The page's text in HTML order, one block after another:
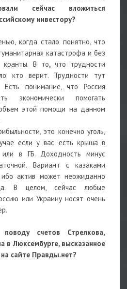
сейчас вложиться
инвестору?
когда стало понятно, что
катастрофа и без
кранты. В то, что трудности
кто верит. Трудности тут
Есть понимание, что Россия
экономически помогать
этой помощи на данном
это конечно уголь,
если у вас есть крыша в
или в ГБ. Доходность минус
Вариант с казаками
ибо актив может неожиданно
В целом, сейчас любые
или Украину носят очень
счетов Стрелкова,
в Люксембурге, высказанное
сайте Правды.нет?